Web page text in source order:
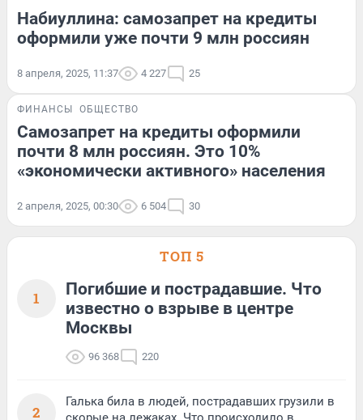
Набиуллина: самозапрет на кредиты
оформили уже почти 9 млн россиян
8 апреля, 2025, 11:37 4 227 25
ФИНАНСЫ ОБЩЕСТВО
Самозапрет на кредиты оформили
почти 8 млн россиян. Это 10%
«экономически активного» населения
2 апреля, 2025, 00:30 6 504 30
ТОП 5
1
Погибшие и пострадавшие. Что
известно о взрыве в центре
Москвы
96 368 220
2
Галька била в людей, пострадавших грузили в